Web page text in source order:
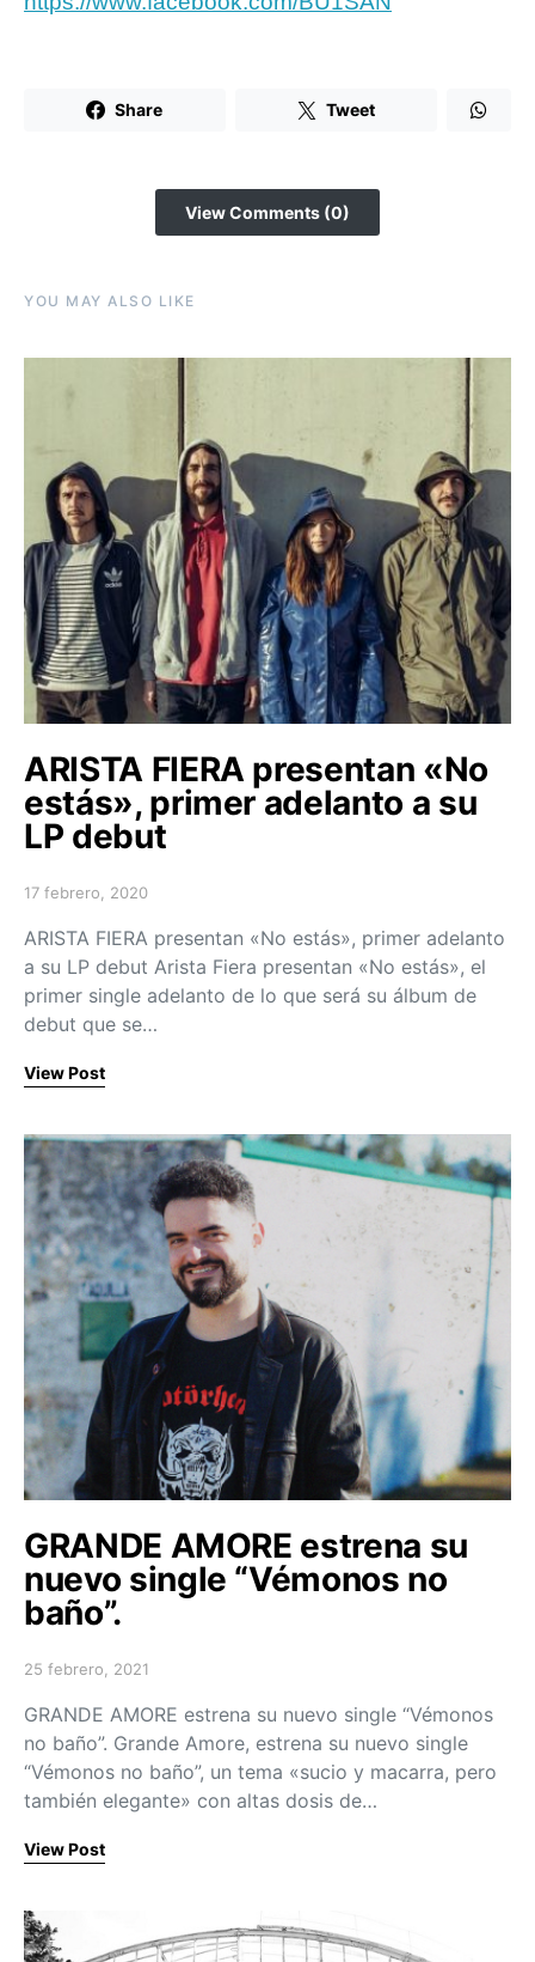
Share Tweet
View Comments (0)
YOU MAY ALSO LIKE
ARISTA FIERA presentan «No
estás», primer adelanto a su
LP debut
Posted on
17 febrero, 2020
ARISTA FIERA presentan «No estás», primer adelanto
a su LP debut Arista Fiera presentan «No estás», el
primer single adelanto de lo que será su álbum de
debut que se…
View Post
GRANDE AMORE estrena su
nuevo single “Vémonos no
baño”.
Posted on
25 febrero, 2021
GRANDE AMORE estrena su nuevo single “Vémonos
no baño”. Grande Amore, estrena su nuevo single
“Vémonos no baño”, un tema «sucio y macarra, pero
también elegante» con altas dosis de…
View Post